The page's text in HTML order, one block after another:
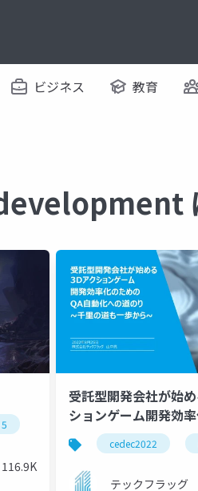
ビジネス 教育
116.9K
受託型開発会社が始
ションゲーム開発効
QA自動化への道のり
一歩から~
cedec2022
テックフラッグ